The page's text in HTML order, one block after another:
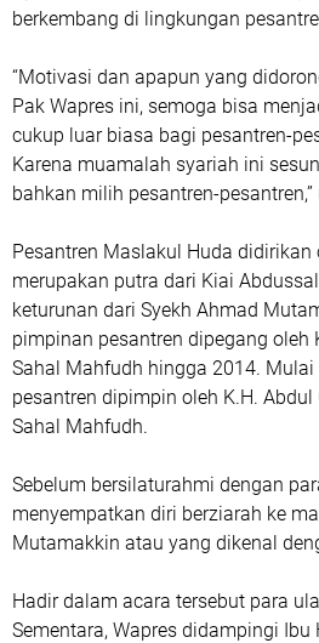
berkembang di lingkungan
“Motivasi dan apapun yang
Pak Wapres ini, semoga bisa
cukup luar biasa bagi pesantren-
Karena muamalah syariah ini
bahkan milih pesantren-pesantren,”
Pesantren Maslakul Huda
merupakan putra dari Kiai
keturunan dari Syekh Ahmad
pimpinan pesantren dipegang
Sahal Mahfudh hingga 2014.
pesantren dipimpin oleh K.H. Abdul
Sahal Mahfudh.
Sebelum bersilaturahmi dengan
menyempatkan diri berziarah ke
Mutamakkin atau yang dikenal
Hadir dalam acara tersebut para
Sementara, Wapres didampingi Ibu